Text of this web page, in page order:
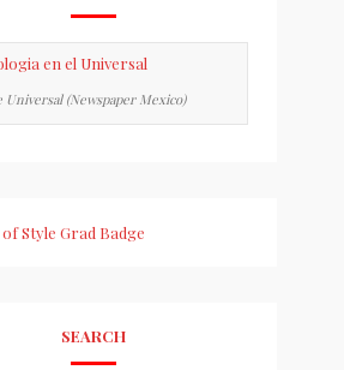
Universal (Newspaper Mexico)
SEARCH